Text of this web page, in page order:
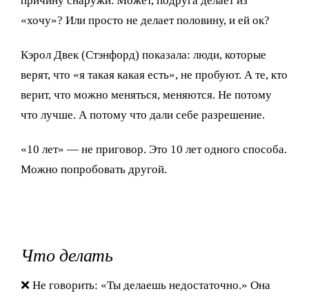
«хочу»? Или просто не делает половину, и ей ок?
Кэрол Двек (Стэнфорд) показала: люди, которые
верят, что «я такая какая есть», не пробуют. А те, кто
верит, что можно меняться, меняются. Не потому
что лучше. А потому что дали себе разрешение.
«10 лет» — не приговор. Это 10 лет одного способа.
Можно попробовать другой.
Что делать
❌ Не говорить: «Ты делаешь недостаточно.» Она